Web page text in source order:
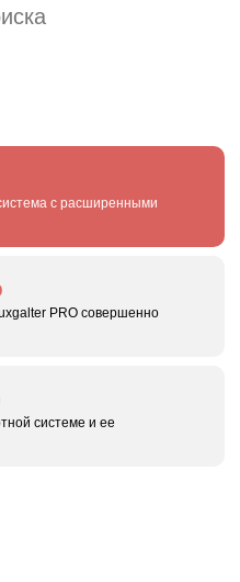
с расширенными
PRO совершенно
системе и ее